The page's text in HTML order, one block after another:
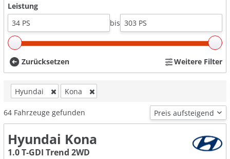
Leistung
bis
Zurücksetzen Weitere Filter
Hyundai Kona
64 Fahrzeuge gefunden
Hyundai Kona
1.0 T-GDI Trend 2WD